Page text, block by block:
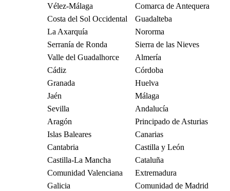
Vélez-Málaga
Comarca de Antequera
Costa del Sol Occidental
Guadalteba
La Axarquía
Nororma
Serranía de Ronda
Sierra de las Nieves
Valle del Guadalhorce
Almería
Cádiz
Córdoba
Granada
Huelva
Jaén
Málaga
Sevilla
Andalucía
Aragón
Principado de Asturias
Islas Baleares
Canarias
Cantabria
Castilla y León
Castilla-La Mancha
Cataluña
Comunidad Valenciana
Extremadura
Galicia
Comunidad de Madrid